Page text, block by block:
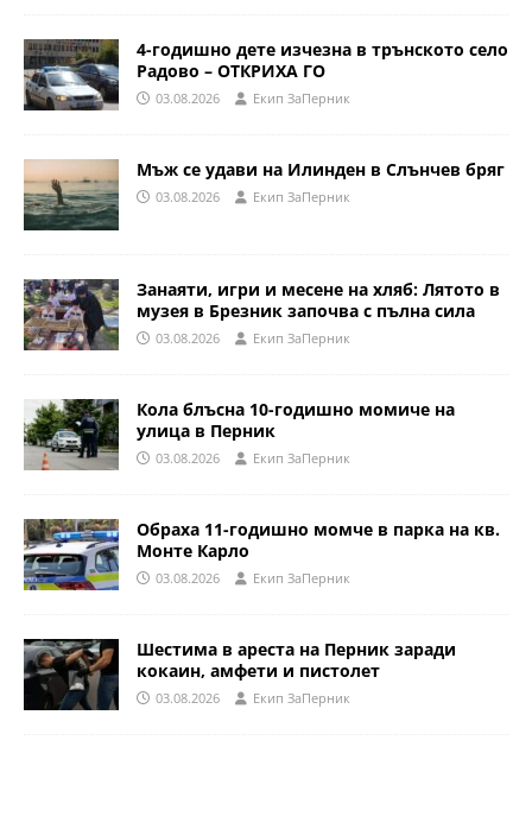
4-годишно дете изчезна в трънското село
Радово – ОТКРИХА ГО
03.08.2026 Eкип ЗаПерник
Мъж се удави на Илинден в Слънчев бряг
03.08.2026 Eкип ЗаПерник
Занаяти, игри и месене на хляб: Лятото в
музея в Брезник започва с пълна сила
03.08.2026 Eкип ЗаПерник
Кола блъсна 10-годишно момиче на
улица в Перник
03.08.2026 Eкип ЗаПерник
Обраха 11-годишно момче в парка на кв.
Монте Карло
03.08.2026 Eкип ЗаПерник
Шестима в ареста на Перник заради
кокаин, амфети и пистолет
03.08.2026 Eкип ЗаПерник